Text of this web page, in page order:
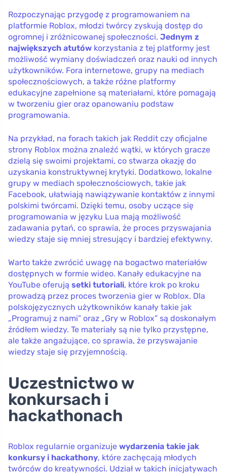
Rozpoczynając przygodę z programowaniem na
platformie Roblox, młodzi twórcy zyskują dostęp do
ogromnej i zróżnicowanej społeczności. Jednym z
największych atutów korzystania z tej platformy jest
możliwość wymiany doświadczeń oraz nauki od innych
użytkowników. Fora internetowe, grupy na mediach
społecznościowych, a także różne platformy
edukacyjne zapełnione są materiałami, które pomagają
w tworzeniu gier oraz opanowaniu podstaw
programowania.
Na przykład, na forach takich jak Reddit czy oficjalne
strony Roblox można znaleźć wątki, w których gracze
dzielą się swoimi projektami, co stwarza okazję do
uzyskania konstruktywnej krytyki. Dodatkowo, lokalne
grupy w mediach społecznościowych, takie jak
Facebook, ułatwiają nawiązywanie kontaktów z innymi
polskimi twórcami. Dzięki temu, osoby uczące się
programowania w języku Lua mają możliwość
zadawania pytań, co sprawia, że proces przyswajania
wiedzy staje się mniej stresujący i bardziej efektywny.
Warto także zwrócić uwagę na bogactwo materiałów
dostępnych w formie wideo. Kanały edukacyjne na
YouTube oferują setki tutoriali, które krok po kroku
prowadzą przez proces tworzenia gier w Roblox. Dla
polskojęzycznych użytkowników kanały takie jak
„Programuj z nami” oraz „Gry w Roblox” są doskonałym
źródłem wiedzy. Te materiały są nie tylko przystępne,
ale także angażujące, co sprawia, że przyswajanie
wiedzy staje się przyjemnością.
Uczestnictwo w
konkursach i
hackathonach
Roblox regularnie organizuje wydarzenia takie jak
konkursy i hackathony, które zachęcają młodych
twórców do kreatywności. Udział w takich inicjatywach